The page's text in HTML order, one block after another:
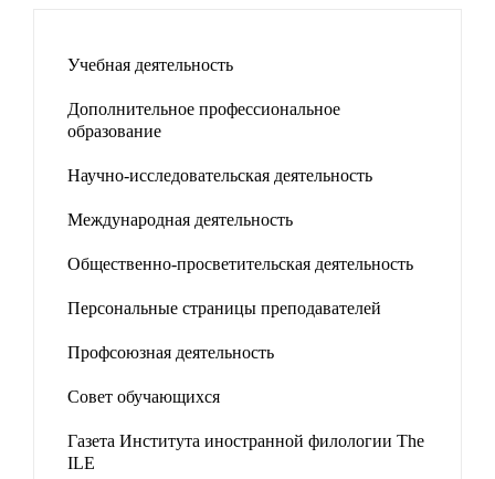
Учебная деятельность
Дополнительное профессиональное
образование
Научно-исследовательская деятельность
Международная деятельность
Общественно-просветительская деятельность
Персональные страницы преподавателей
Профсоюзная деятельность
Совет обучающихся
Газета Института иностранной филологии The
ILE